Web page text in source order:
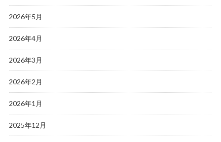
2026年5月
2026年4月
2026年3月
2026年2月
2026年1月
2025年12月